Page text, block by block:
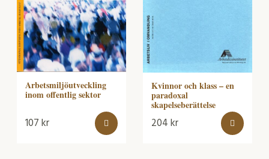
Arbetsmiljöutveckling
inom offentlig sektor
107kr
Kvinnor och klass – en
paradoxal
skapelseberättelse
204kr